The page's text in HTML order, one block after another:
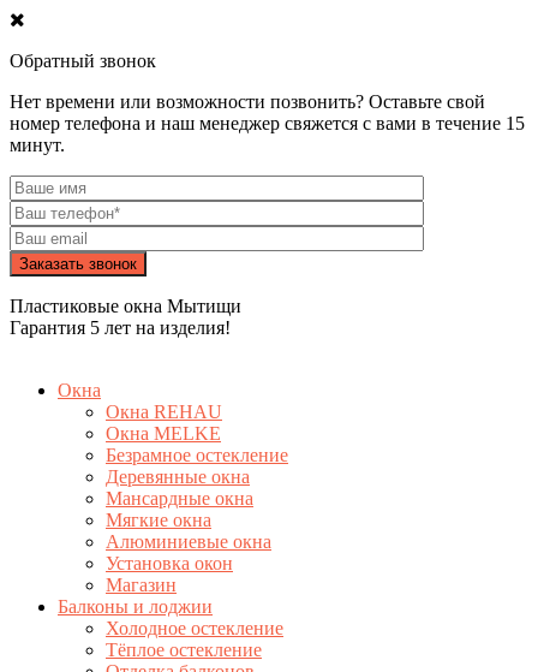
Обратный звонок
Нет времени или возможности позвонить? Оставьте свой
номер телефона и наш менеджер свяжется с вами в течение 15
минут.
Пластиковые окна Мытищи
Гарантия 5 лет на изделия!
Окна
Окна REHAU
Окна MELKE
Безрамное остекление
Деревянные окна
Мансардные окна
Мягкие окна
Алюминиевые окна
Установка окон
Магазин
Балконы и лоджии
Холодное остекление
Тёплое остекление